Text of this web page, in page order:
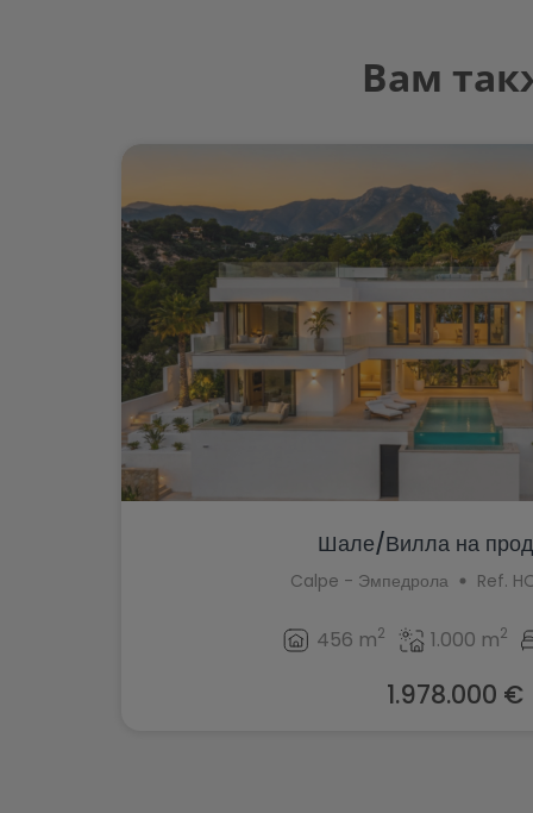
Вам
Шале/Вилла на
Calpe - Эмпедрола Ref.
456 m2 1.000 m2
1.978.000 €